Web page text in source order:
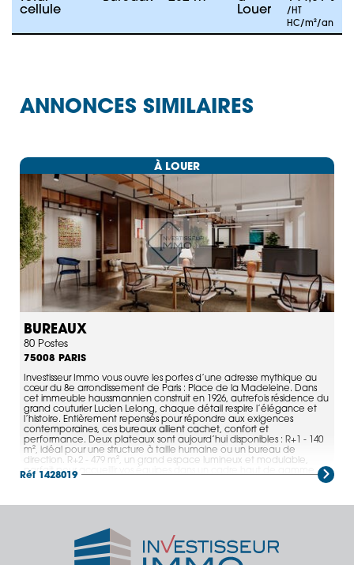
cellule
Louer
/HT
HC/m²/an
ANNONCES SIMILAIRES
À LOUER
BUREAUX
80 Postes
75008 PARIS
Investisseur Immo vous ouvre les portes d’une adresse mythique au
cœur du 8e arrondissement de Paris : Place de la Madeleine. Dans
cet immeuble haussmannien construit en 1926, autrefois résidence du
grand couturier Lucien Lelong, chaque détail respire l’élégance et
l’histoire. Entièrement repensés pour répondre aux exigences
contemporaines, ces bureaux allient cachet, confort et
performance. Deux plateaux sont aujourd’hui disponibles : R+1 - 140
m², idéal pour une structure à taille humaine ou un bureau de
direction. R+2 - 479 m², un grand espace lumineux et modulable,
parfait pour accueillir vos équipes dans un cadre haut de gamme.
l’Olympia, le musée du Jeu de Paume et celui de l’Orangerie.
Réf 1428019